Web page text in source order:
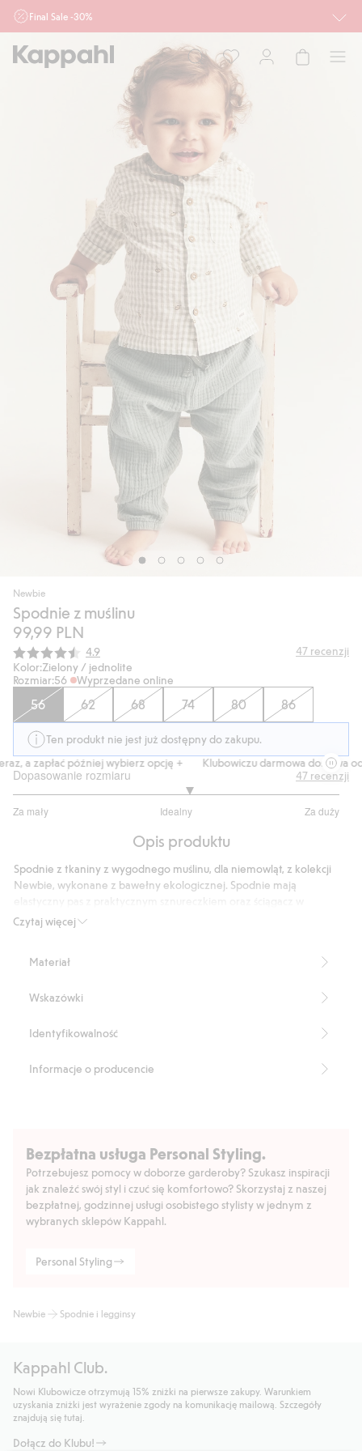
Final Sale -30%
działu outlet do 10.8 w sklepach Kappahl i Newbie oraz na kappahl.com. Ofert
nie łączymy
Mężczyzna
Newbie
Spodnie z muślinu
99,99 PLN
Średnia ocena:
4.9 47 recenzji
Kolor:Zielony / jednolite
Rozmiar:56 Wyprzedane online
56 62 68 74 80 86
Ten produkt nie jest już dostępny do zakupu.
a zapłać później wybierz opcję +
Klubowiczu darmowa dostawa od
Dopasowanie rozmiaru
Za mały Idealny Za duży
na
38
głosów
47 recenzji
Opis produktu
Czytaj więcej
Spodnie z tkaniny z wygodnego muślinu, dla niemowląt, z kolekcji
Newbie, wykonane z bawełny ekologicznej. Spodnie mają
nogawkach. Urocza kieszeń z tyłu, z naszywką Newbie.
Organic cotton- GOTS
Materiał
Wskazówki
Identyfikowalność
Informacje o producencie
Bezpłatna usługa Personal Styling.
Potrzebujesz pomocy w doborze garderoby? Szukasz inspiracji
jak znaleźć swój styl i czuć się komfortowo? Skorzystaj z naszej
bezpłatnej, godzinnej usługi osobistego stylisty w jednym z
wybranych sklepów Kappahl.
Personal Styling
Newbie Spodnie i legginsy
Kappahl Club.
Nowi Klubowicze otrzymują 15% zniżki na pierwsze zakupy. Warunkiem
uzyskania zniżki jest wyrażenie zgody na komunikację mailową. Szczegóły
znajdują się tutaj.
Dołącz do Klubu!